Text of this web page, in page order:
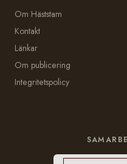
Om Häststam
Kontakt
Länkar
Om publicering
Integritetspolicy